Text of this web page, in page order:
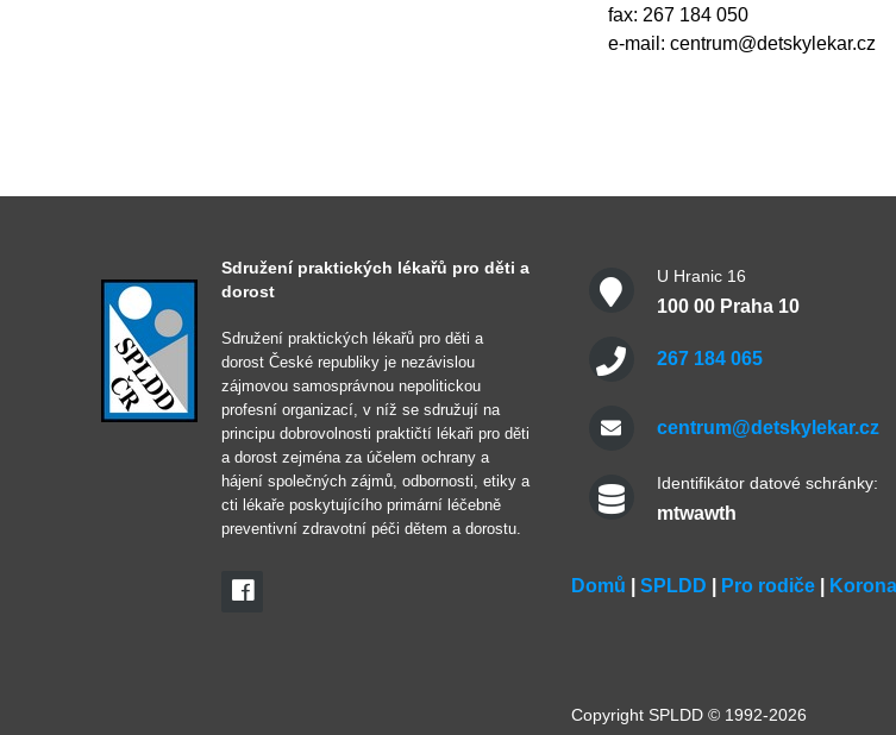
fax: 267 184 050
e-mail: centrum@detskylekar.cz
Sdružení praktických lékařů pro děti a
dorost
Sdružení praktických lékařů pro děti a
dorost České republiky je nezávislou
zájmovou samosprávnou nepolitickou
profesní organizací, v níž se sdružují na
principu dobrovolnosti praktičtí lékaři pro děti
a dorost zejména za účelem ochrany a
hájení společných zájmů, odbornosti, etiky a
cti lékaře poskytujícího primární léčebně
preventivní zdravotní péči dětem a dorostu.
U Hranic 16
100 00 Praha 10
267 184 065
centrum@detskylekar.cz
Identifikátor datové schránky:
mtwawth
Domů SPLDD Pro rodiče|
Copyright SPLDD © 1992-2026